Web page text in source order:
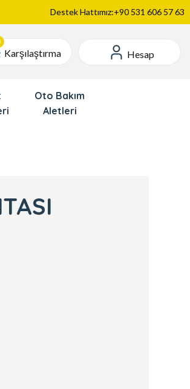
Destek Hattımız:+90 531 606 57 63
Karşılaştırma Hesap
Oto Bakım
Aletleri